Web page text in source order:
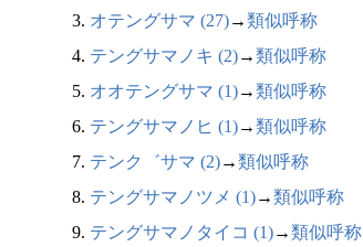
3. オテングサマ (27)→類似呼称
4. テングサマノキ (2)→類似呼称
5. オオテングサマ (1)→類似呼称
6. テングサマノヒ (1)→類似呼称
7. テンク゛サマ (2)→類似呼称
8. テングサマノツメ (1)→類似呼称
9. テングサマノタイコ (1)→類似呼称